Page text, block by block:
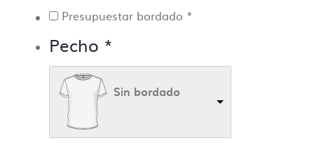
Presupuestar bordado *
Pecho *
Sin bordado